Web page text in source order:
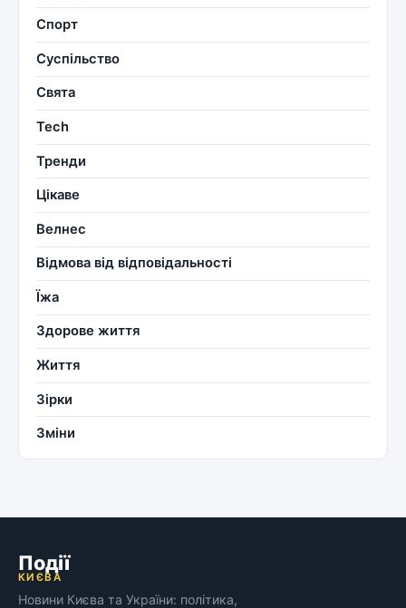
Спорт
Суспільство
Свята
Tech
Тренди
Цікаве
Велнес
Відмова від відповідальності
Їжа
Здорове життя
Життя
Зірки
Зміни
Події
КИЄВА
Новини Києва та України: політика,